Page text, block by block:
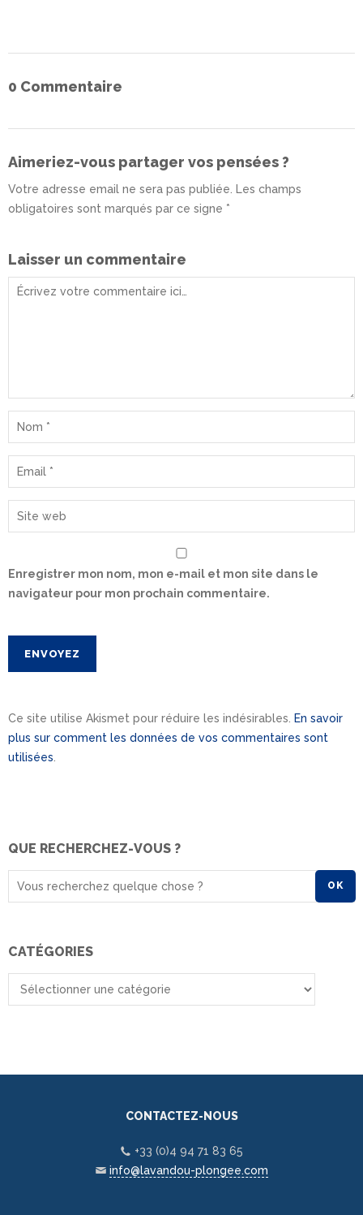
0 Commentaire
Aimeriez-vous partager vos pensées ?
Votre adresse email ne sera pas publiée. Les champs
obligatoires sont marqués par ce signe *
Laisser un commentaire
Enregistrer mon nom, mon e-mail et mon site dans le
navigateur pour mon prochain commentaire.
Ce site utilise Akismet pour réduire les indésirables.
En savoir
plus sur comment les données de vos commentaires sont
utilisées
QUE RECHERCHEZ-VOUS ?
OK
CATÉGORIES
CONTACTEZ-NOUS
+33 (0)4 94 71 83 65
info@lavandou-plongee.com